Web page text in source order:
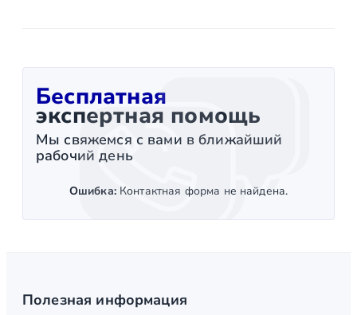
Бесплатная
экспертная помощь
Мы свяжемся с вами в ближайший
рабочий день
Ошибка:Контактная форма не найдена.
Полезная информация